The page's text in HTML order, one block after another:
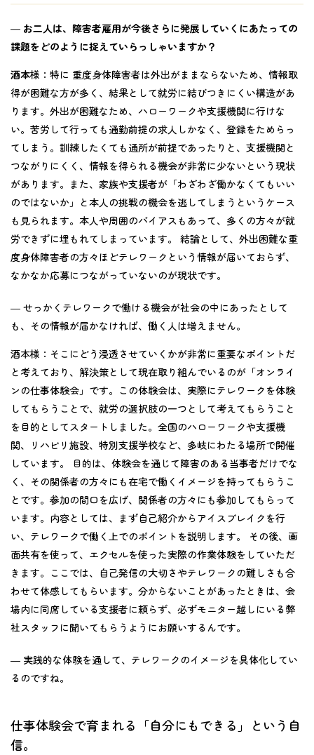
― お二人は、障害者雇用が今後さらに発展していくにあたっての
課題をどのように捉えていらっしゃいますか？
酒本様： 特に 重度身体障害者は外出がままならないため、情報取
得が困難な方が多く、結果として就労に結びつきにくい構造があ
ります。外出が困難なため、ハローワークや支援機関に行けな
い。苦労して行っても通勤前提の求人しかなく、登録をためらっ
てしまう。訓練したくても通所が前提であったりと、支援機関と
つながりにくく、情報を得られる機会が非常に少ないという現状
があります。また、家族や支援者が「わざわざ働かなくてもいい
のではないか」と本人の挑戦の機会を逃してしまうというケース
も見られます。本人や周囲のバイアスもあって、多くの方々が就
労できずに埋もれてしまっています。 結論として、外出困難な重
度身体障害者の方々ほどテレワークという情報が届いておらず、
なかなか応募につながっていないのが現状です。
― せっかくテレワークで働ける機会が社会の中にあったとして
も、その情報が届かなければ、働く人は増えません。
酒本様： そこにどう浸透させていくかが非常に重要なポイントだ
と考えており、解決策として現在取り組んでいるのが「オンライ
ンの仕事体験会」です。この体験会は、実際にテレワークを体験
してもらうことで、就労の選択肢の一つとして考えてもらうこと
を目的としてスタートしました。全国のハローワークや支援機
関、リハビリ施設、特別支援学校など、多岐にわたる場所で開催
しています。 目的は、体験会を通じて障害のある当事者だけでな
く、その関係者の方々にも在宅で働くイメージを持ってもらうこ
とです。参加の間口を広げ、関係者の方々にも参加してもらって
います。内容としては、まず自己紹介からアイスブレイクを行
い、テレワークで働く上でのポイントを説明します。 その後、画
面共有を使って、エクセルを使った実際の作業体験をしていただ
きます。ここでは、自己発信の大切さやテレワークの難しさも合
わせて体感してもらいます。分からないことがあったときは、会
場内に同席している支援者に頼らず、必ずモニター越しにいる弊
社スタッフに聞いてもらうようにお願いするんです。
― 実践的な体験を通して、テレワークのイメージを具体化してい
るのですね。
仕事体験会で育まれる「自分にもできる」という自
信。